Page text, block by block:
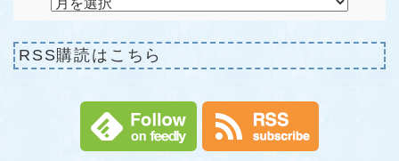
RSS購読はこちら